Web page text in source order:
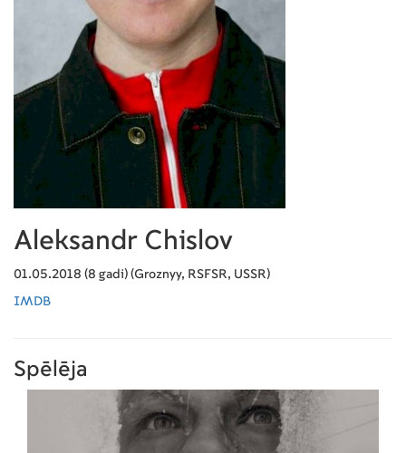
Aleksandr Chislov
01.05.2018 (8 gadi) (Groznyy, RSFSR, USSR)
IMDB
Spēlēja